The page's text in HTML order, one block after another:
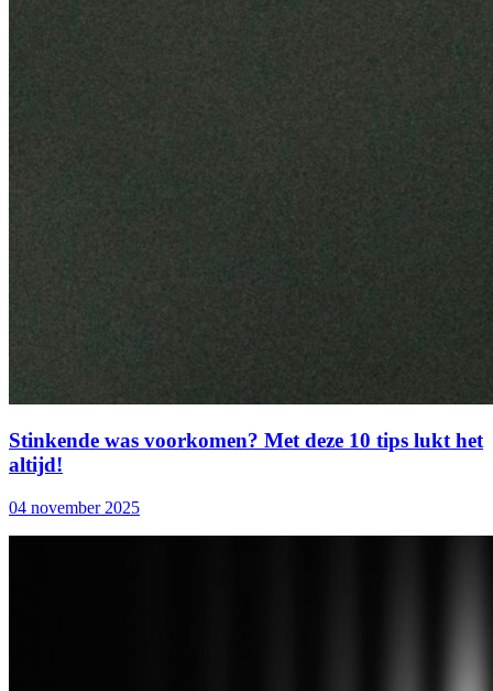
Stinkende was voorkomen? Met deze 10 tips lukt het
altijd!
04 november 2025